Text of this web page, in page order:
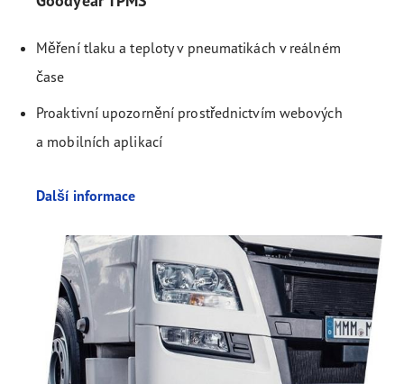
Měření tlaku a teploty v pneumatikách v reálném
čase
Proaktivní upozornění prostřednictvím webových
a mobilních aplikací
Další informace